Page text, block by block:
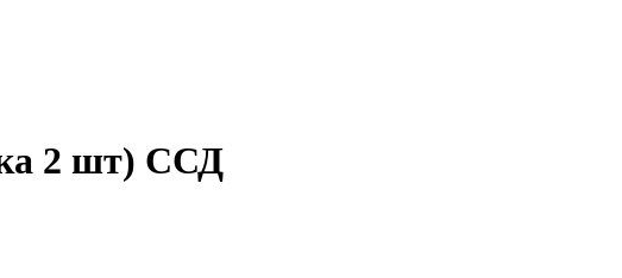
2 шт) ССД